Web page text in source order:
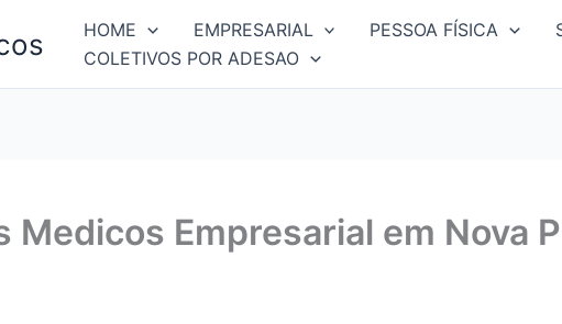
HOME EMPRESARIAL PESSOA FÍSICA
COLETIVOS POR ADESAO
Medicos Empresarial em Nova